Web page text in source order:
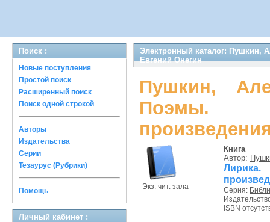
Поиск :
Новые поступления
Простой поиск
Расширенный поиск
Поиск одной строкой
Авторы
Издательства
Серии
Тезаурус (Рубрики)
Помощь
Личный кабинет :
Электронный каталог: Пушкин,
Евгений Онегин
Пушкин,
Поэмы.
Экз. чит. зала
Книга
Автор:
Серия:
ISBN